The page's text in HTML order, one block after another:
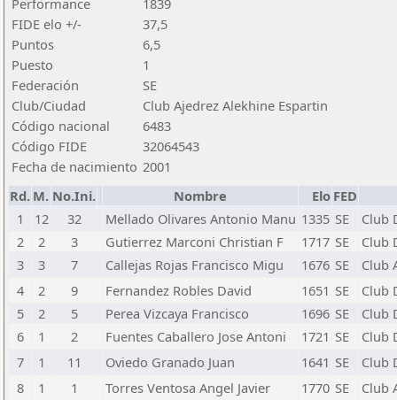
Performance
1839
FIDE elo +/-
37,5
Puntos
6,5
Puesto
1
Federación
SE
Club/Ciudad
Club Ajedrez Alekhine Espartin
Código nacional
6483
Código FIDE
32064543
Fecha de nacimiento 2001
Rd. M. No.Ini. Nombre Elo FED
1
12 32 Mellado Olivares Antonio Manu 1335 SE
Club
2
2 3 Gutierrez Marconi Christian F 1717 SE
Club
3
3 7 Callejas Rojas Francisco Migu 1676 SE
Club
4
2 9 Fernandez Robles David 1651 SE
Club
5
2 5 Perea Vizcaya Francisco 1696 SE
Club
6
1 2 Fuentes Caballero Jose Antoni 1721 SE
Club
7
1 11 Oviedo Granado Juan 1641 SE
Club
8
1 1 Torres Ventosa Angel Javier 1770 SE
Club